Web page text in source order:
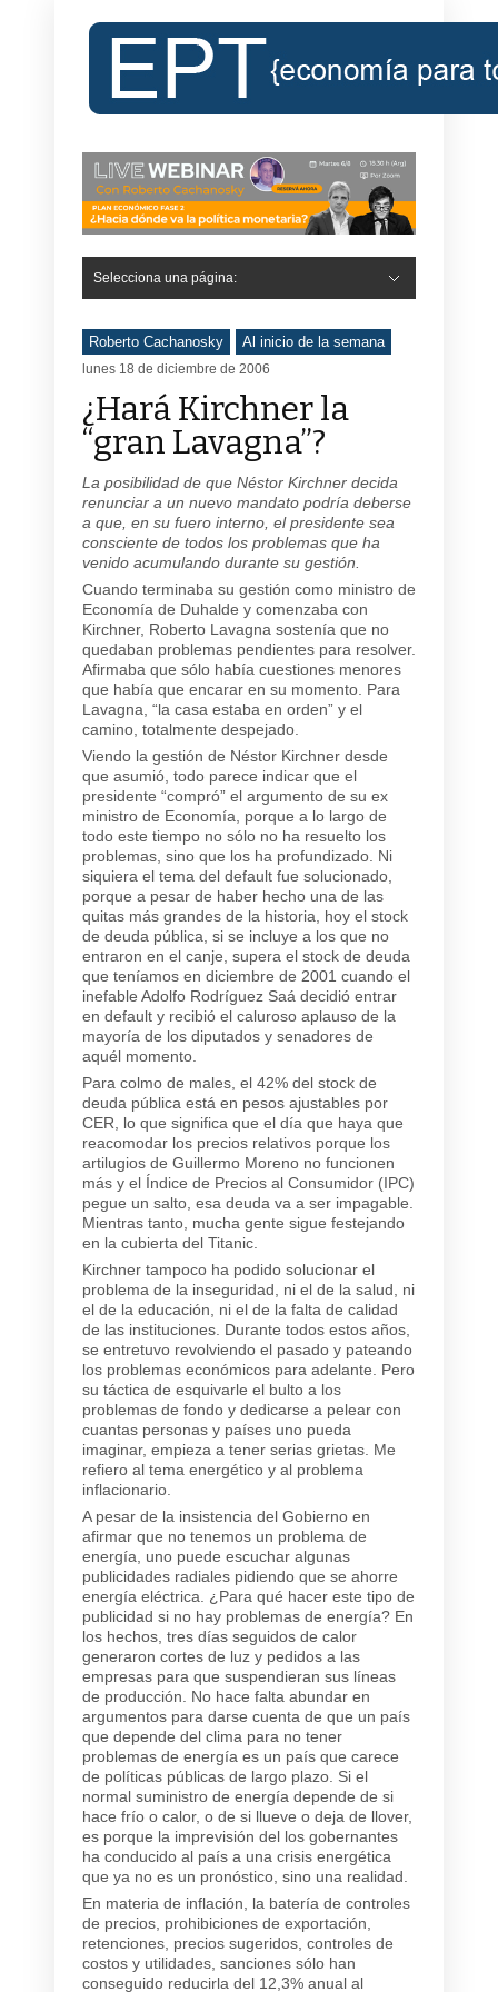
Selecciona una página:
Roberto Cachanosky Al inicio de la semana
lunes 18 de diciembre de 2006
¿Hará Kirchner la
“gran Lavagna”?
La posibilidad de que Néstor Kirchner decida
renunciar a un nuevo mandato podría deberse
a que, en su fuero interno, el presidente sea
consciente de todos los problemas que ha
venido acumulando durante su gestión.
Cuando terminaba su gestión como ministro de
Economía de Duhalde y comenzaba con
Kirchner, Roberto Lavagna sostenía que no
quedaban problemas pendientes para resolver.
Afirmaba que sólo había cuestiones menores
que había que encarar en su momento. Para
Lavagna, “la casa estaba en orden” y el
camino, totalmente despejado.
Viendo la gestión de Néstor Kirchner desde
que asumió, todo parece indicar que el
presidente “compró” el argumento de su ex
ministro de Economía, porque a lo largo de
todo este tiempo no sólo no ha resuelto los
problemas, sino que los ha profundizado. Ni
siquiera el tema del default fue solucionado,
porque a pesar de haber hecho una de las
quitas más grandes de la historia, hoy el stock
de deuda pública, si se incluye a los que no
entraron en el canje, supera el stock de deuda
que teníamos en diciembre de 2001 cuando el
inefable Adolfo Rodríguez Saá decidió entrar
en default y recibió el caluroso aplauso de la
mayoría de los diputados y senadores de
aquél momento.
Para colmo de males, el 42% del stock de
deuda pública está en pesos ajustables por
CER, lo que significa que el día que haya que
reacomodar los precios relativos porque los
artilugios de Guillermo Moreno no funcionen
más y el Índice de Precios al Consumidor (IPC)
pegue un salto, esa deuda va a ser impagable.
Mientras tanto, mucha gente sigue festejando
en la cubierta del Titanic.
Kirchner tampoco ha podido solucionar el
problema de la inseguridad, ni el de la salud, ni
el de la educación, ni el de la falta de calidad
de las instituciones. Durante todos estos años,
se entretuvo revolviendo el pasado y pateando
los problemas económicos para adelante. Pero
su táctica de esquivarle el bulto a los
problemas de fondo y dedicarse a pelear con
cuantas personas y países uno pueda
imaginar, empieza a tener serias grietas. Me
refiero al tema energético y al problema
inflacionario.
A pesar de la insistencia del Gobierno en
afirmar que no tenemos un problema de
energía, uno puede escuchar algunas
publicidades radiales pidiendo que se ahorre
energía eléctrica. ¿Para qué hacer este tipo de
publicidad si no hay problemas de energía? En
los hechos, tres días seguidos de calor
generaron cortes de luz y pedidos a las
empresas para que suspendieran sus líneas
de producción. No hace falta abundar en
argumentos para darse cuenta de que un país
que depende del clima para no tener
problemas de energía es un país que carece
de políticas públicas de largo plazo. Si el
normal suministro de energía depende de si
hace frío o calor, o de si llueve o deja de llover,
es porque la imprevisión del los gobernantes
ha conducido al país a una crisis energética
que ya no es un pronóstico, sino una realidad.
En materia de inflación, la batería de controles
de precios, prohibiciones de exportación,
retenciones, precios sugeridos, controles de
costos y utilidades, sanciones sólo han
conseguido reducirla del 12,3% anual al